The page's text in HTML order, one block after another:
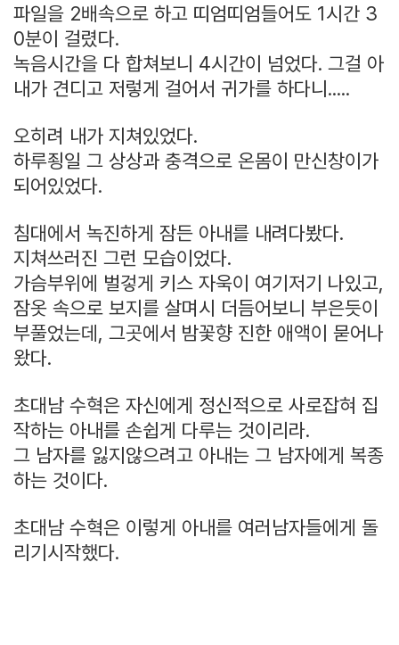
파일을 2배속으로 하고 띠엄띠엄들어도 1시간 3
0분이 걸렸다.
녹음시간을 다 합쳐보니 4시간이 넘었다. 그걸 아
내가 견디고 저렇게 걸어서 귀가를 하다니.....
오히려 내가 지쳐있었다.
하루죙일 그 상상과 충격으로 온몸이 만신창이가
되어있었다.
침대에서 녹진하게 잠든 아내를 내려다봤다.
지쳐쓰러진 그런 모습이었다.
가슴부위에 벌겋게 키스 자욱이 여기저기 나있고,
잠옷 속으로 보지를 살며시 더듬어보니 부은듯이
부풀었는데, 그곳에서 밤꽃향 진한 애액이 묻어나
왔다.
초대남 수혁은 자신에게 정신적으로 사로잡혀 집
작하는 아내를 손쉽게 다루는 것이리라.
그 남자를 잃지않으려고 아내는 그 남자에게 복종
하는 것이다.
초대남 수혁은 이렇게 아내를 여러남자들에게 돌
리기시작했다.